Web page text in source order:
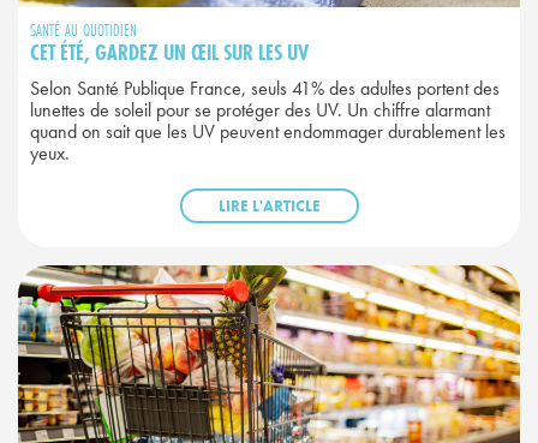
SANTÉ AU QUOTIDIEN
CET ÉTÉ, GARDEZ UN ŒIL SUR LES UV
Selon Santé Publique France, seuls 41% des adultes portent des
lunettes de soleil pour se protéger des UV. Un chiffre alarmant
quand on sait que les UV peuvent endommager durablement les
yeux.
LIRE L'ARTICLE